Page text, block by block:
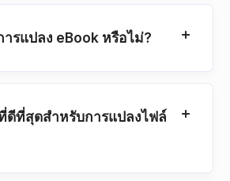
รแปลง eBook หรือไม่?
ที่ดีที่สุดสำหรับการแปลงไฟล์